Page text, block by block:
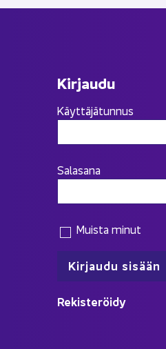
Kir­jau­du
Käyttäjätunnus
Salasana
Muista minut
Re­kis­te­röi­dy